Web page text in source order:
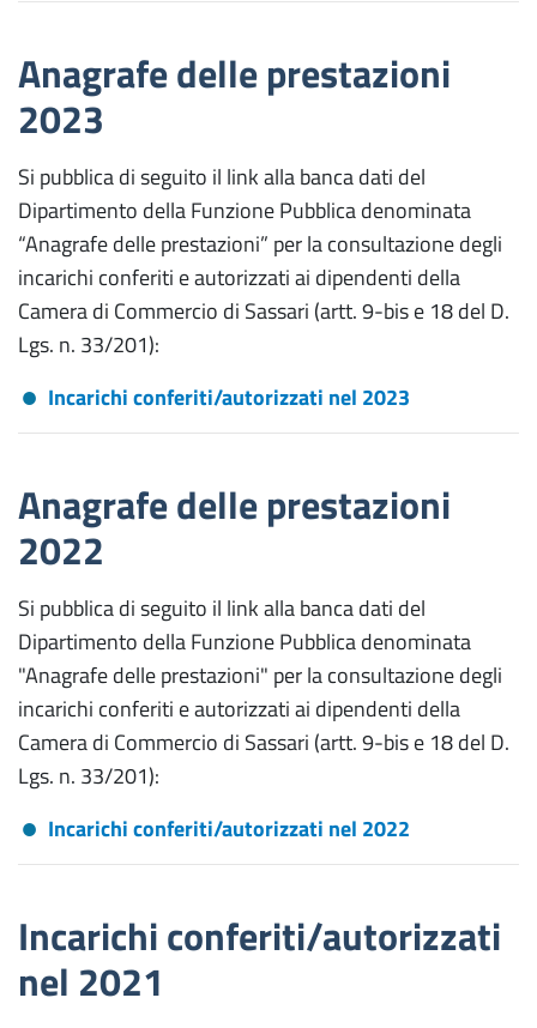
Anagrafe delle prestazioni
2023
Si pubblica di seguito il link alla banca dati del
Dipartimento della Funzione Pubblica denominata
“Anagrafe delle prestazioni” per la consultazione degli
incarichi conferiti e autorizzati ai dipendenti della
Camera di Commercio di Sassari (artt. 9-bis e 18 del D.
Lgs. n. 33/201):
Incarichi conferiti/autorizzati nel 2023
Anagrafe delle prestazioni
2022
Si pubblica di seguito il link alla banca dati del
Dipartimento della Funzione Pubblica denominata
"Anagrafe delle prestazioni" per la consultazione degli
incarichi conferiti e autorizzati ai dipendenti della
Camera di Commercio di Sassari (artt. 9-bis e 18 del D.
Lgs. n. 33/201):
Incarichi conferiti/autorizzati nel 2022
Incarichi conferiti/autorizzati
nel 2021